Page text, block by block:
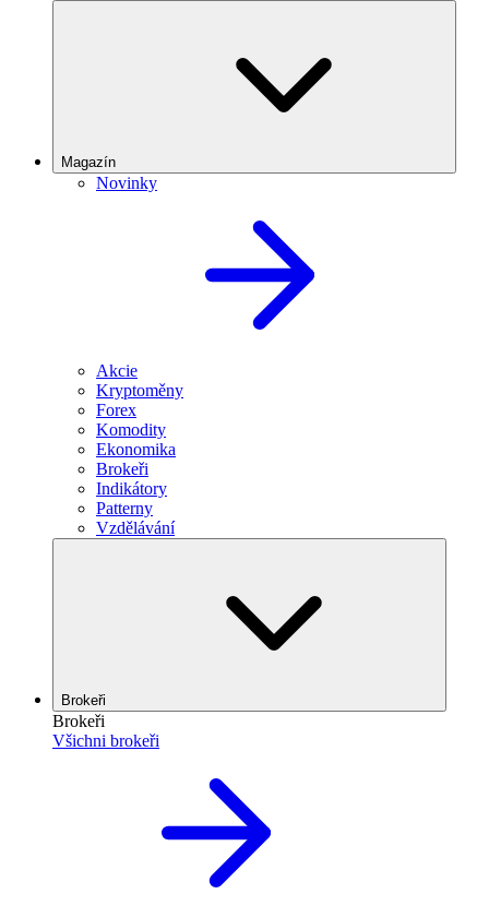
Magazín
Novinky
Akcie
Kryptoměny
Forex
Komodity
Ekonomika
Brokeři
Indikátory
Patterny
Vzdělávání
Brokeři
Brokeři
Všichni brokeři